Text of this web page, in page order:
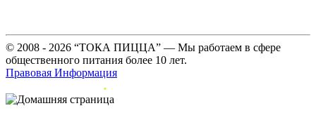
© 2008 - 2026 “ТОКА ПИЦЦА” — Мы работаем в сфере
общественного питания более 10 лет.
Правовая Информация